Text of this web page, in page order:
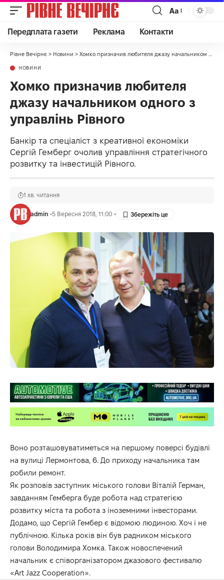
Аа
Передплата газети Реклама Контакти
Рівне Вечірнє > Новини > Хомко призначив любителя джазу начальником одного з управлінь Рівного
НОВИНИ
Хомко призначив любителя
джазу начальником одного з
управлінь Рівного
Банкір та спеціаліст з креативної економіки
Сергій Гемберг очолив управління стратегічного
розвитку та інвестицій Рівного.
admin 5 Вересня 2018, 11:00
1 хв. читання
Воно розташовуватиметься на першому поверсі будівлі
на вулиці Лермонтова, 6. До приходу начальника там
робили ремонт.
Як розповів заступник міського голови Віталій Герман,
завданням Гемберга буде робота над стратегією
розвитку міста та робота з іноземними інвесторами.
Додамо, що Сергій Гембер є відомою людиною. Хоч і не
публічною. Кілька років він був радником міського
голови Володимира Хомка. Також новоспечений
начальник є співорганізатором джазового фестивалю
«Art Jazz Cooperation».